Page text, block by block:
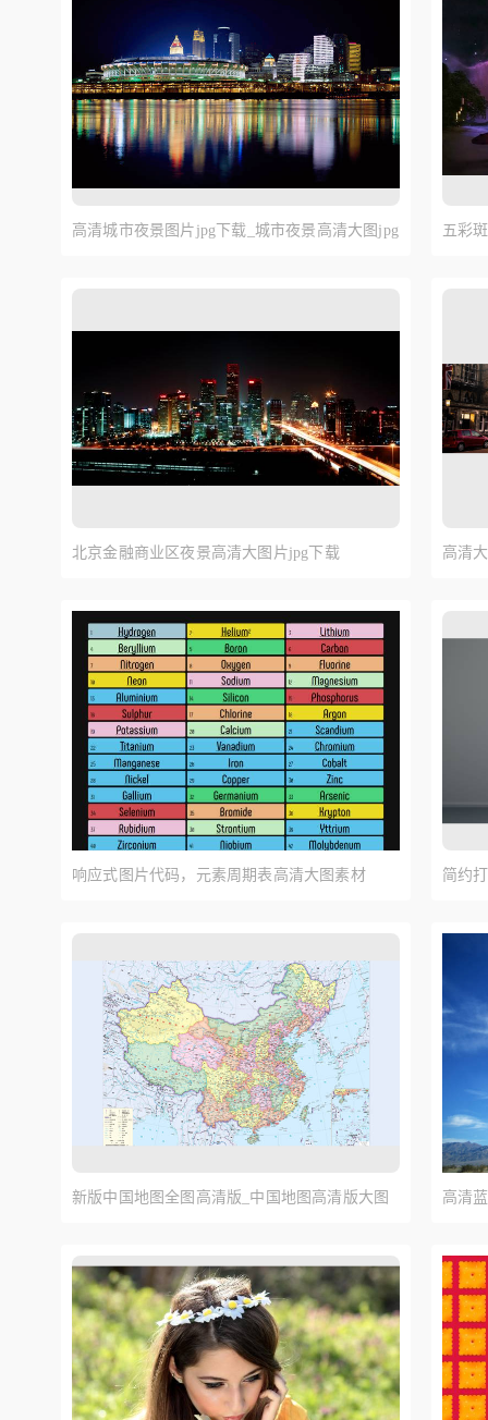
高清城市夜景图片jpg下载_城市夜景高清大图jpg 五彩
北京金融商业区夜景高清大图片jpg下载 高清
响应式图片代码，元素周期表高清大图素材 简约
新版中国地图全图高清版_中国地图高清版大图 高清